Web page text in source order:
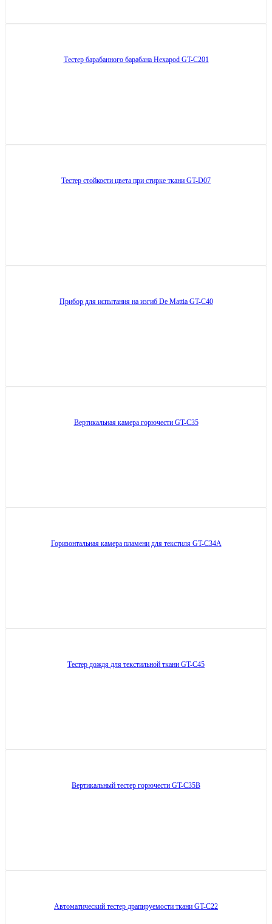
Тестер барабанного барабана Hexapod GT-C201
Тестер стойкости цвета при стирке ткани GT-D07
Прибор для испытания на изгиб De Mattia GT-C40
Вертикальная камера горючести GT-C35
Горизонтальная камера пламени для текстиля GT-C34A
Тестер дождя для текстильной ткани GT-C45
Вертикальный тестер горючести GT-C35B
Автоматический тестер драпируемости ткани GT-C22